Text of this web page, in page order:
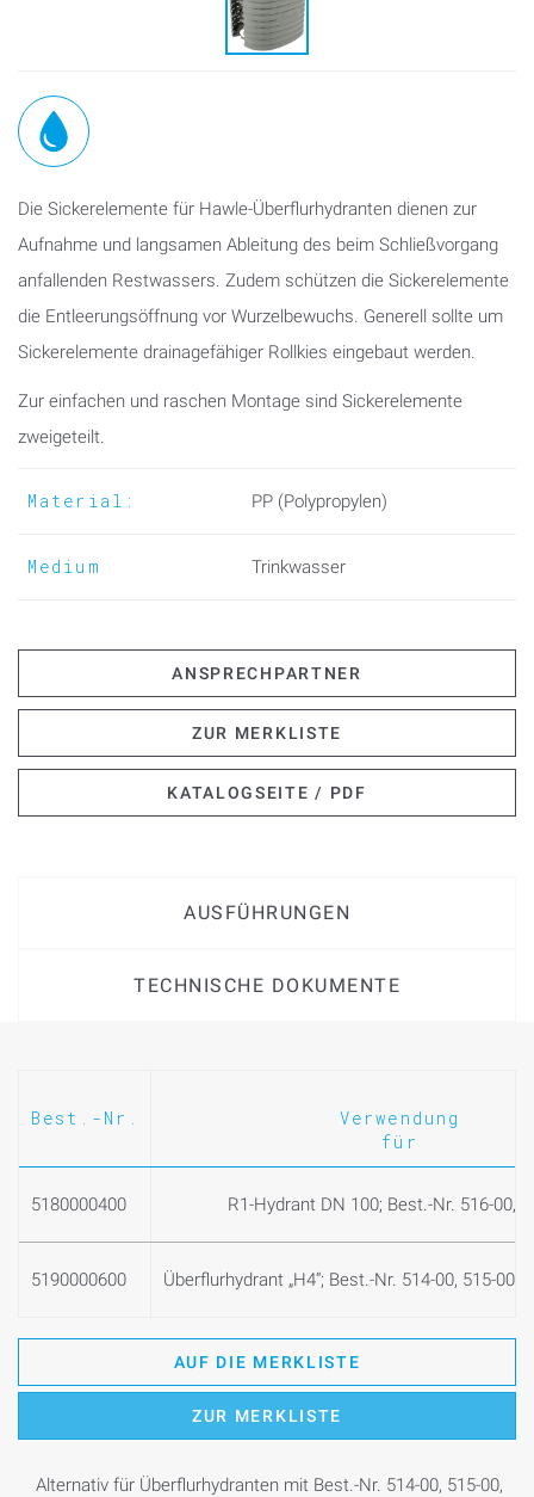
Die Sickerelemente für Hawle-Überflurhydranten dienen zur
Aufnahme und langsamen Ableitung des beim Schließvorgang
anfallenden Restwassers. Zudem schützen die Sickerelemente
die Entleerungsöffnung vor Wurzelbewuchs. Generell sollte um
Sickerelemente drainagefähiger Rollkies eingebaut werden.
Zur einfachen und raschen Montage sind Sickerelemente
zweigeteilt.
Material: PP (Polypropylen)
Medium Trinkwasser
ANSPRECHPARTNER
ZUR MERKLISTE
KATALOGSEITE / PDF
AUSFÜHRUNGEN
TECHNISCHE DOKUMENTE
Best.-Nr.
Verwendung
für
5180000400 R1-Hydrant DN 100; Best.-Nr. 516-00,
5190000600 Überflurhydrant „H4“; Best.-Nr. 514-00, 515-00,
AUF DIE MERKLISTE
ZUR MERKLISTE
Alternativ für Überflurhydranten mit Best.-Nr. 514-00, 515-00,